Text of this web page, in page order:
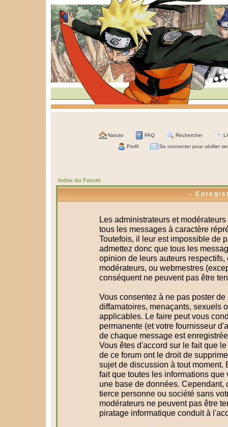
Naruto FAQ Rechercher
Profil Se connecter pour vérifier
Index du Forum
-
Les administrateurs et
tous les messages à caractère
Toutefois, il leur est impossible de
admettez donc que tous les
opinion de leurs auteurs
modérateurs, ou webmestres
conséquent ne peuvent pas être
Vous consentez à ne pas poster
diffamatoires, menaçants, sexuels
applicables. Le faire peut vous
permanente (et votre fournisseur
de chaque message est
Vous êtes d'accord sur le fait que
de ce forum ont le droit de
sujet de discussion à tout moment.
fait que toutes les informations
une base de données.
tierce personne ou société sans
modérateurs ne peuvent pas être
piratage informatique conduit à